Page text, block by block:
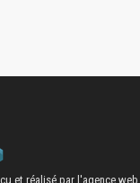
et réalisé par l'agence web